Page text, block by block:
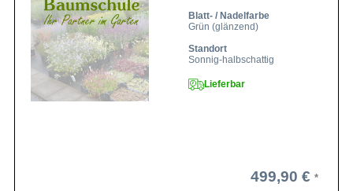
Blatt- / Nadelfarbe
Grün (glänzend)
Standort
Sonnig-halbschattig
Lieferbar
499,90 €